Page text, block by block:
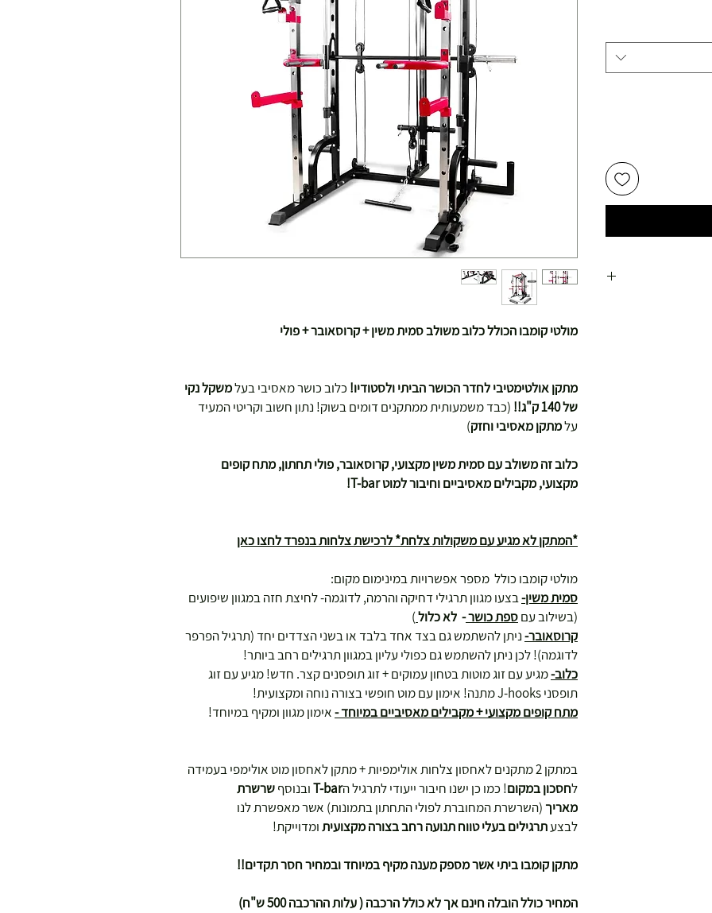
מולטי קומבו הכולל כלוב משולב סמית משין + קרוסאובר + פולי
מתקן אולטימטיבי לחדר הכושר הביתי ולסטודיו! כלוב כושר מאסיבי בעלמשקל נקי
של 140 ק"ג!!
(כבד משמעותית ממתקנים דומים בשוק! נתון חשוב וקריטי המעיד
עלמתקן מאסיבי וחזק)
כלוב זה משולב עם סמית משין מקצועי, קרוסאובר, פולי תחתון, מתח קופים
מקצועי, מקבילים מאסיביים וחיבור למוט T-bar!
*המתקן לא מגיע עם משקולות צלחת* לרכישת צלחות בנפרדלחצו כאן
מולטי קומבו כולל מספר אפשרויות במינימום מקום:
סמית משין-בצעו מגוון תרגילי דחיקה והרמה, לדוגמה- לחיצת חזה במגוון שיפועים
(בשילוב עםספת כושר- לא כלול)
קרוסאובר-ניתן להשתמש גם בצד אחד בלבד או בשני הצדדים יחד (תרגיל הפרפר
לדוגמה)! לכן ניתן להשתמש גם כפולי עליון במגוון תרגילים רחב ביותר!
כלוב-מגיע עם זוג מוטות בטחון עמוקים + זוג תופסנים קצר. חדש! מגיע עם זוג
תופסני J-hooks מתנה! אימון עם מוט חופשי בצורה נוחה ומקצועית!
מתח קופים מקצועי + מקבילים מאסיביים במיוחד -אימון מגוון ומקיף במיוחד!
במתקן 2 מתקנים לאחסון צלחות אולימפיות + מתקן לאחסון מוט אולימפי בעמידה
לחסכון במקום! כמו כן ישנו חיבור ייעודי לתרגיל הT-barובנוסףשרשרת
מאריך (השרשרת המחוברת לפולי התחתון בתמונות) אשר מאפשרת לנו
לבצעתרגילים בעלי טווח תנועה רחב בצורה מקצועיתומדוייקת!
מתקן קומבו ביתי אשר מספק מענה מקיף במיוחד ובמחיר חסר תקדים!!
המחיר כולל הובלה חינם אך לא כולל הרכבה ( עלות ההרכבה 500 ש"ח)